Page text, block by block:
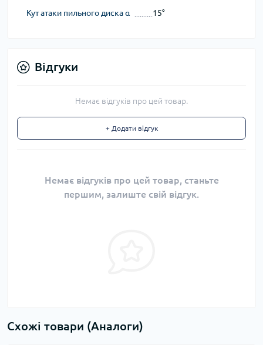
Кут атаки пильного диска α 15°
Відгуки
Немає відгуків про цей товар.
+ Додати відгук
Немає відгуків про цей товар, станьте
першим, залиште свій відгук.
Схожі товари (Аналоги)